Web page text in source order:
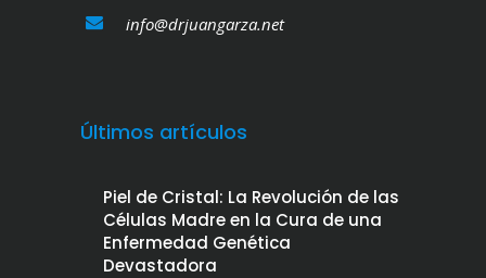
info@drjuangarza.net
Últimos artículos
Piel de Cristal: La Revolución de las
Células Madre en la Cura de una
Enfermedad Genética
Devastadora